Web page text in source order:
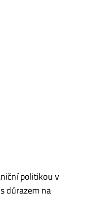
politikou v
důrazem na